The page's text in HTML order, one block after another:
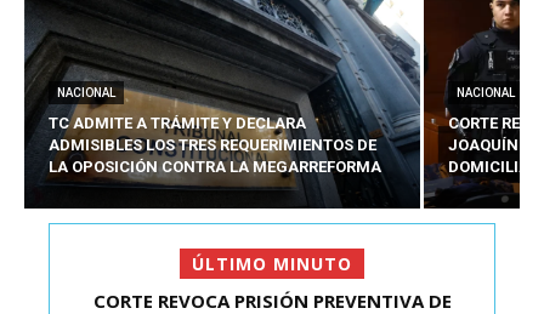
NACIONAL
TC ADMITE A TRÁMITE Y DECLARA
ADMISIBLES LOS TRES REQUERIMIENTOS DE
LA OPOSICIÓN CONTRA LA MEGARREFORMA
NACIONAL
CORTE
JOAQUÍN
ÚLTIMO MINUTO
CASO FIDEL ESPINOZA: SENADO PIDE “EVITAR
CORTE REVOCA PRISIÓN PREVENTIVA DE